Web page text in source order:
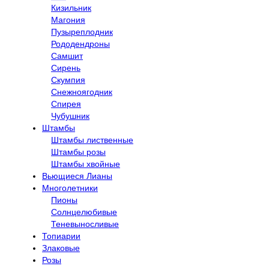
Кизильник
Магония
Пузыреплодник
Рододендроны
Самшит
Сирень
Скумпия
Снежноягодник
Спирея
Чубушник
Штамбы
Штамбы лиственные
Штамбы розы
Штамбы хвойные
Вьющиеся Лианы
Многолетники
Пионы
Солнцелюбивые
Теневыносливые
Топиарии
Злаковые
Розы